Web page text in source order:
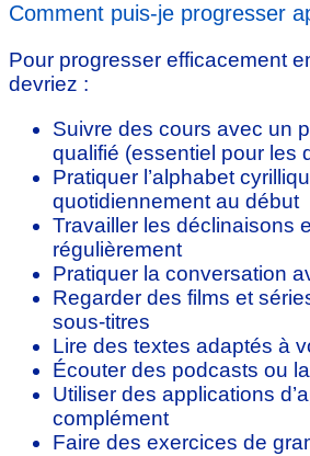
Comment puis-je progresser
Pour progresser efficacement
devriez :
Suivre des cours avec un
qualifié (essentiel pour les
Pratiquer l’alphabet
quotidiennement au début
Travailler les déclinaisons
régulièrement
Pratiquer la conversation
Regarder des films et
sous-titres
Lire des textes adaptés à
Écouter des podcasts ou
Utiliser des applications
complément
Faire des exercices de